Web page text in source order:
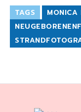
TAGS
MONICA